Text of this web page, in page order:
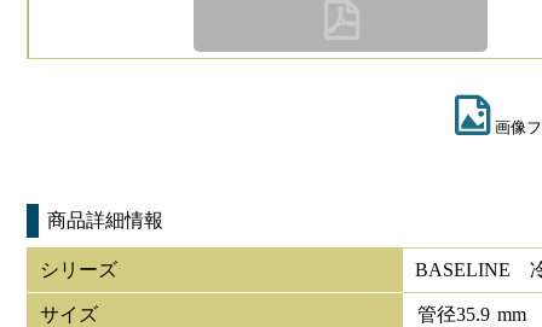
画像
商品詳細情報
シリーズ BASELINE
サイズ 管径35.9 mm